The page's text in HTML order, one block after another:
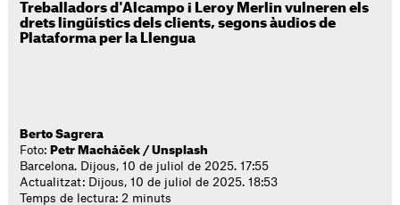
Treballadors d'Alcampo i Leroy Merlin vulneren els
drets lingüístics dels clients, segons àudios de
Plataforma per la Llengua
Berto Sagrera
Foto: Petr Macháček / Unsplash
Barcelona. Dijous, 10 de juliol de 2025. 17:55
Actualitzat: Dijous, 10 de juliol de 2025. 18:53
Temps de lectura: 2 minuts